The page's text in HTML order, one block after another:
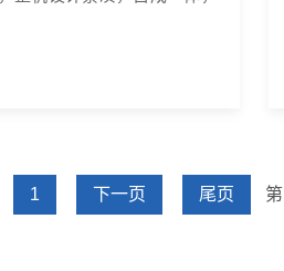
人工监控两种运行模式，方
**是实现了低温条件（60-
1 下一页 尾页 第